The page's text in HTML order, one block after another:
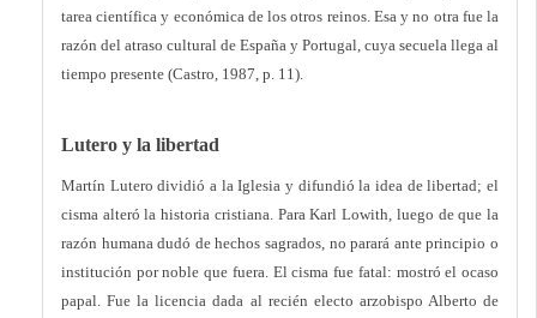
tarea científica y económica de los otros reinos. Esa y no otra fue la
razón del atraso cultural de España y Portugal, cuya secuela llega al
tiempo presente (Castro, 1987, p. 11).
Lutero y la libertad
Martín Lutero dividió a la Iglesia y difundió la idea de libertad; el
cisma alteró la historia cristiana. Para Karl Lowith, luego de que la
razón humana dudó de hechos sagrados, no parará ante principio o
institución por noble que fuera. El cisma fue fatal: mostró el ocaso
papal. Fue la licencia dada al recién electo arzobispo Alberto de